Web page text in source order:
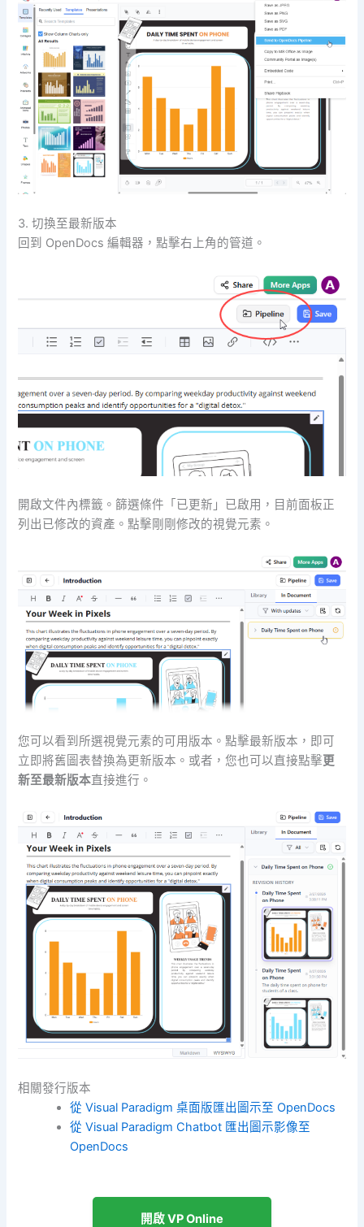
3. 切換至最新版本
回到 OpenDocs 編輯器，點擊右上角的管道。
開啟文件內標籤。篩選條件「已更新」已啟用，目前面板正
列出已修改的資產。點擊剛剛修改的視覺元素。
您可以看到所選視覺元素的可用版本。點擊最新版本，即可
立即將舊圖表替換為更新版本。或者，您也可以直接點擊更
新至最新版本直接進行。
相關發行版本
從 Visual Paradigm 桌面版匯出圖示至 OpenDocs
從 Visual Paradigm Chatbot 匯出圖示影像至
OpenDocs
開啟 VP Online